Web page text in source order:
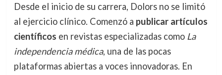
Desde el inicio de su carrera, Dolors no se limitó
al ejercicio clínico. Comenzó a publicar artículos
científicos en revistas especializadas como La
independencia médica, una de las pocas
plataformas abiertas a voces innovadoras. En